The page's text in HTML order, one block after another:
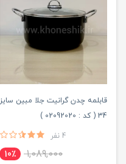
قابلمه چدن گرانیت جلا مبین سایز
34 ( کد : 02092020 )
4 نفر
1,089,000 10٪